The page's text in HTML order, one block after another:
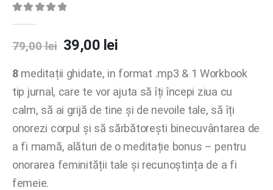
79,00lei Prețul
a
fost:
79,00 lei.
39,00 leiPrețul
este:
39,00 lei.
8meditații ghidate, in format .mp3 & 1 Workbook
tip jurnal, care te vor ajuta să îți începi ziua cu
calm, să ai grijă de tine și de nevoile tale, să îți
onorezi corpul și să sărbătorești binecuvântarea de
a fi mamă, alături de o meditație bonus – pentru
onorarea feminității tale și recunoștința de a fi
femeie.